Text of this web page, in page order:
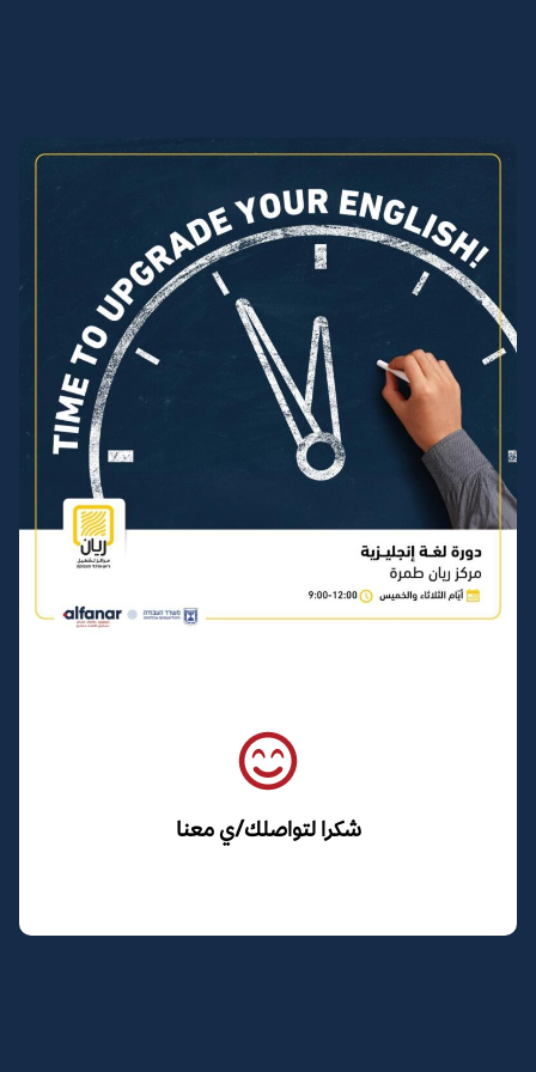
شكرا لتواصلك/ي معنا